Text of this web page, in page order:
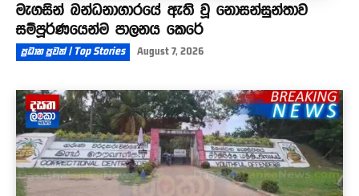
මැගසින් බන්ධනාගාරයේ ඇති වූ නොසන්සුන්තාව
සම්පූර්ණයෙන්ම පාලනය කෙරේ
ප්‍රධාන පුවත් | Top Stories August 7, 2026